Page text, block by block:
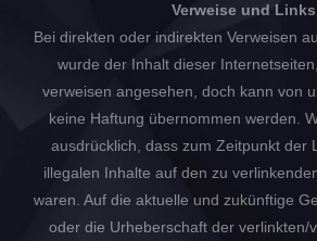
Verweise und Links
Bei direkten oder indirekten Verweisen
wurde der Inhalt dieser
verweisen angesehen, doch kann von
keine Haftung übernommen werden.
ausdrücklich, dass zum Zeitpunkt der
illegalen Inhalte auf den zu
waren. Auf die aktuelle und zukünftige
oder die Urheberschaft der verlinkten/